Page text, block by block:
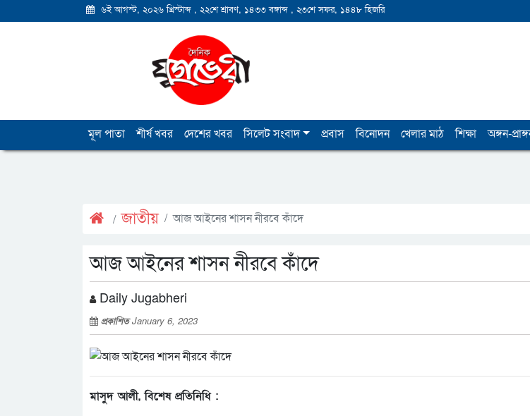
৬ই আগস্ট, ২০২৬ খ্রিস্টাব্দ , ২২শে শ্রাবণ, ১৪৩৩ বঙ্গাব্দ , ২৩শে সফর, ১৪৪৮ হিজরি
মূল পাতা শীর্ষ খবর দেশের খবর সিলেট সংবাদ প্রবাস বিনোদন খেলার মাঠ শিক্ষা অঙ্গন-
জাতীয় আজ আইনের শাসন নীরবে কাঁদে
আজ আইনের শাসন নীরবে কাঁদে
Daily Jugabheri
প্রকাশিতJanuary 6, 2023
মাসুদ আলী, বিশেষ প্রতিনিধি :